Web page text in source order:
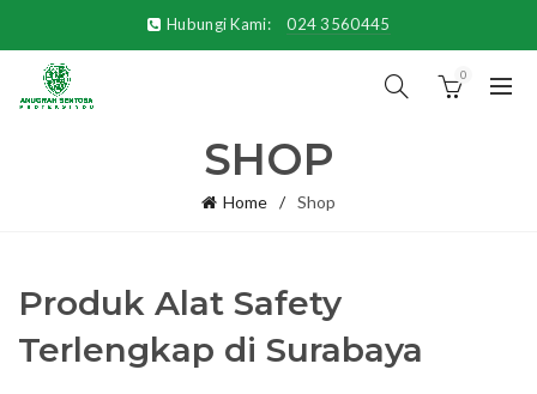
Hubungi Kami: 024 3560445
0
SHOP
Home Shop
Produk Alat Safety
Terlengkap di Surabaya